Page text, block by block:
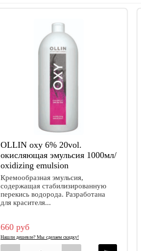
OLLIN oxy 6% 20vol.
окисляющая эмульсия 1000мл/
oxidizing emulsion
Кремообразная эмульсия,
содержащая стабилизированную
перекись водорода. Разработана
для красителя...
660 руб
Нашли дешевле? Мы сделаем скидку!